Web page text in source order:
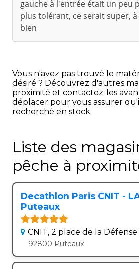
gauche à l'entrée était un peu
plus tolérant, ce serait super,
bien
Vous n'avez pas trouvé le
désiré ? Découvrez d'autres
proximité et contactez-les
déplacer pour vous assurer
recherché en stock.
Liste des
pêche à
Decathlon Paris CNIT -
Puteaux
CNIT, 2 place de la Défense
92800 Puteaux